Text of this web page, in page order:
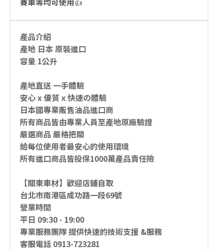
產品介紹
產地 日本 原裝進口
容量 1公升
產地直送 一手體驗
安心 x 優質 x 快速の體驗
日本國專業販售油品進口商
所有商品皆由專業人員至產地原廠驗證
嚴選商品 嚴格把關
給每位使用者最安心的使用環境
所有進口商品皆投保1000萬產品責任險
【關東車材】歡迎店鋪自取
台北市南港區成功路一段69號
營業時間
平日 09:30 - 19:00
專業服務團隊 提供快速的技術支援 &服務
客服電話 0913-723281